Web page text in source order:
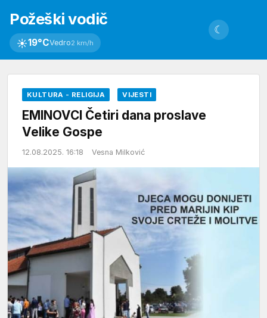
Požeški vodič
☀19°CVedro2 km/h
☾
KULTURA - RELIGIJA VIJESTI
EMINOVCI Četiri dana proslave
Velike Gospe
12.08.2025. 16:18 Vesna Milković